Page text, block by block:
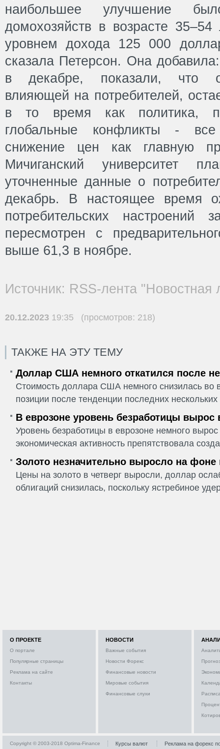
наибольшее улучшение
домохозяйств в возрасте
уровнем дохода 125 000
сказала Петерсон. Она
в декабре, показали, что
влияющей на потребителей,
в то время как политика,
глобальные конфликты -
снижение цен как главную
Мичиганский университет
уточненные данные о
декабрь. В настоящее время
потребительских
пересмотрен с
выше 61,3 в ноябре.
Источник: RSS-лента "Новостная
20.12.2023 19:35 (просмотров: 218)
ТАКЖЕ НА ЭТУ ТЕМУ
Доллар США немного откатился после
Стоимость доллара США немного снизилась во
позиции после тенденции последних
В еврозоне уровень безработицы вырос
Уровень безработицы в еврозоне немного
экономическая активность препятствовала
Золото незначительно выросло на фоне
Цены на золото в четверг выросли, доллар
облигаций снизилась, поскольку ястребиное
О ПРОЕКТЕ
О портале
Популярные страницы
Реклама на сайте
Контакты
НОВОСТИ
Важные события
Новости Форекс
Финансовые новости
Мировые события
Финансовые слухи
Copyright © 2003-2018 Optima-Finance Курсы валют Реклама на форекс